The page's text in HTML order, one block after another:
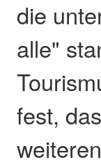
die
alle"
fest,